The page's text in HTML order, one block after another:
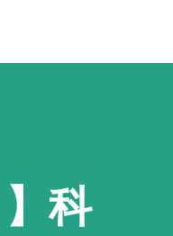
科